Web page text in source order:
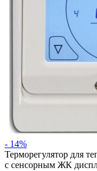
- 14%
Терморегулятор для
с сенсорным ЖК